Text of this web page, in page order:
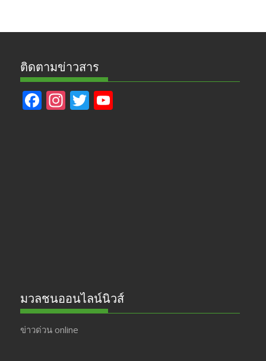
ติดตามข่าวสาร
F In T
มวลชนออนไลน์นิวส์
ข่าวด่วน online